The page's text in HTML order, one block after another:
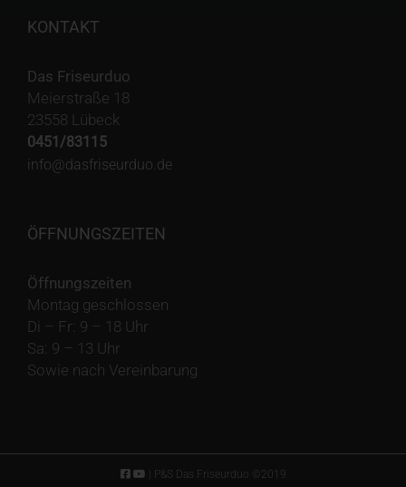
KONTAKT
Das Friseurduo
Meierstraße 18
23558 Lübeck
0451/83115
info@dasfriseurduo.de
ÖFFNUNGSZEITEN
Öffnungszeiten
Montag geschlossen
Di – Fr: 9 – 18 Uhr
Sa: 9 – 13 Uhr
Sowie nach Vereinbarung
| P&S Das Friseurduo ©2019